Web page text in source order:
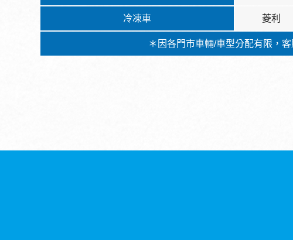
冷凍車 菱利
＊因各門市車輛/車型分配有限，